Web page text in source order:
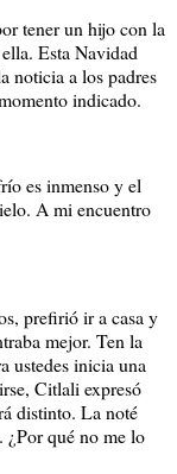
tener un hijo con la
Esta Navidad
noticia a los padres
indicado.
es inmenso y el
A mi encuentro
prefirió ir a casa y
mejor. Ten la
ustedes inicia una
Citlali expresó
distinto. La noté
¿Por qué no me lo